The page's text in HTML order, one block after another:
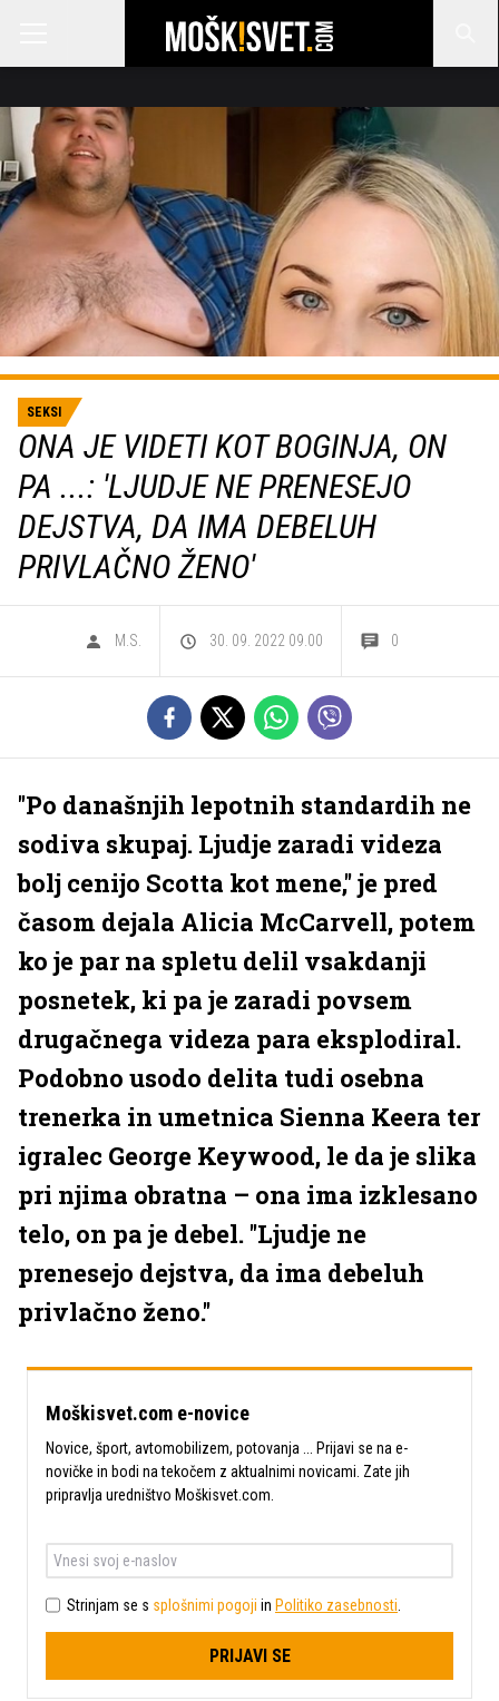
SEKSI
ONA JE VIDETI KOT BOGINJA, ON
PA ...: 'LJUDJE NE PRENESEJO
DEJSTVA, DA IMA DEBELUH
PRIVLAČNO ŽENO'
M.S. 30. 09. 2022 09.00 0
''Po današnjih lepotnih standardih ne
sodiva skupaj. Ljudje zaradi videza
bolj cenijo Scotta kot mene,'' je pred
časom dejala Alicia McCarvell, potem
ko je par na spletu delil vsakdanji
posnetek, ki pa je zaradi povsem
drugačnega videza para eksplodiral.
Podobno usodo delita tudi osebna
trenerka in umetnica Sienna Keera ter
igralec George Keywood, le da je slika
pri njima obratna – ona ima izklesano
telo, on pa je debel. ''Ljudje ne
prenesejo dejstva, da ima debeluh
privlačno ženo.''
Moškisvet.com e-novice
Novice, šport, avtomobilizem, potovanja ... Prijavi se na e-
novičke in bodi na tekočem z aktualnimi novicami. Zate jih
pripravlja uredništvo Moškisvet.com.
Strinjam se s splošnimi pogoji in Politiko zasebnosti
PRIJAVI SE